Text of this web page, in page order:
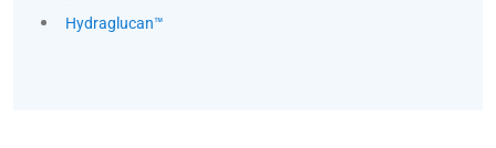
Hydraglucan™